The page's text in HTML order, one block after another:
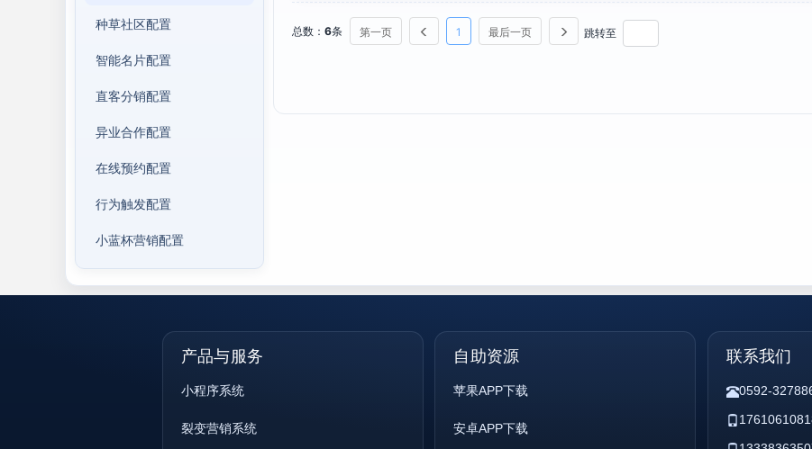
种草社区配置
智能名片配置
直客分销配置
异业合作配置
在线预约配置
行为触发配置
小蓝杯营销配置
总数： 6条 第一页 1 最后一页 跳转至
产品与服务
小程序系统
裂变营销系统
自助资源
苹果APP下载
安卓APP下载
联系我们
0592-